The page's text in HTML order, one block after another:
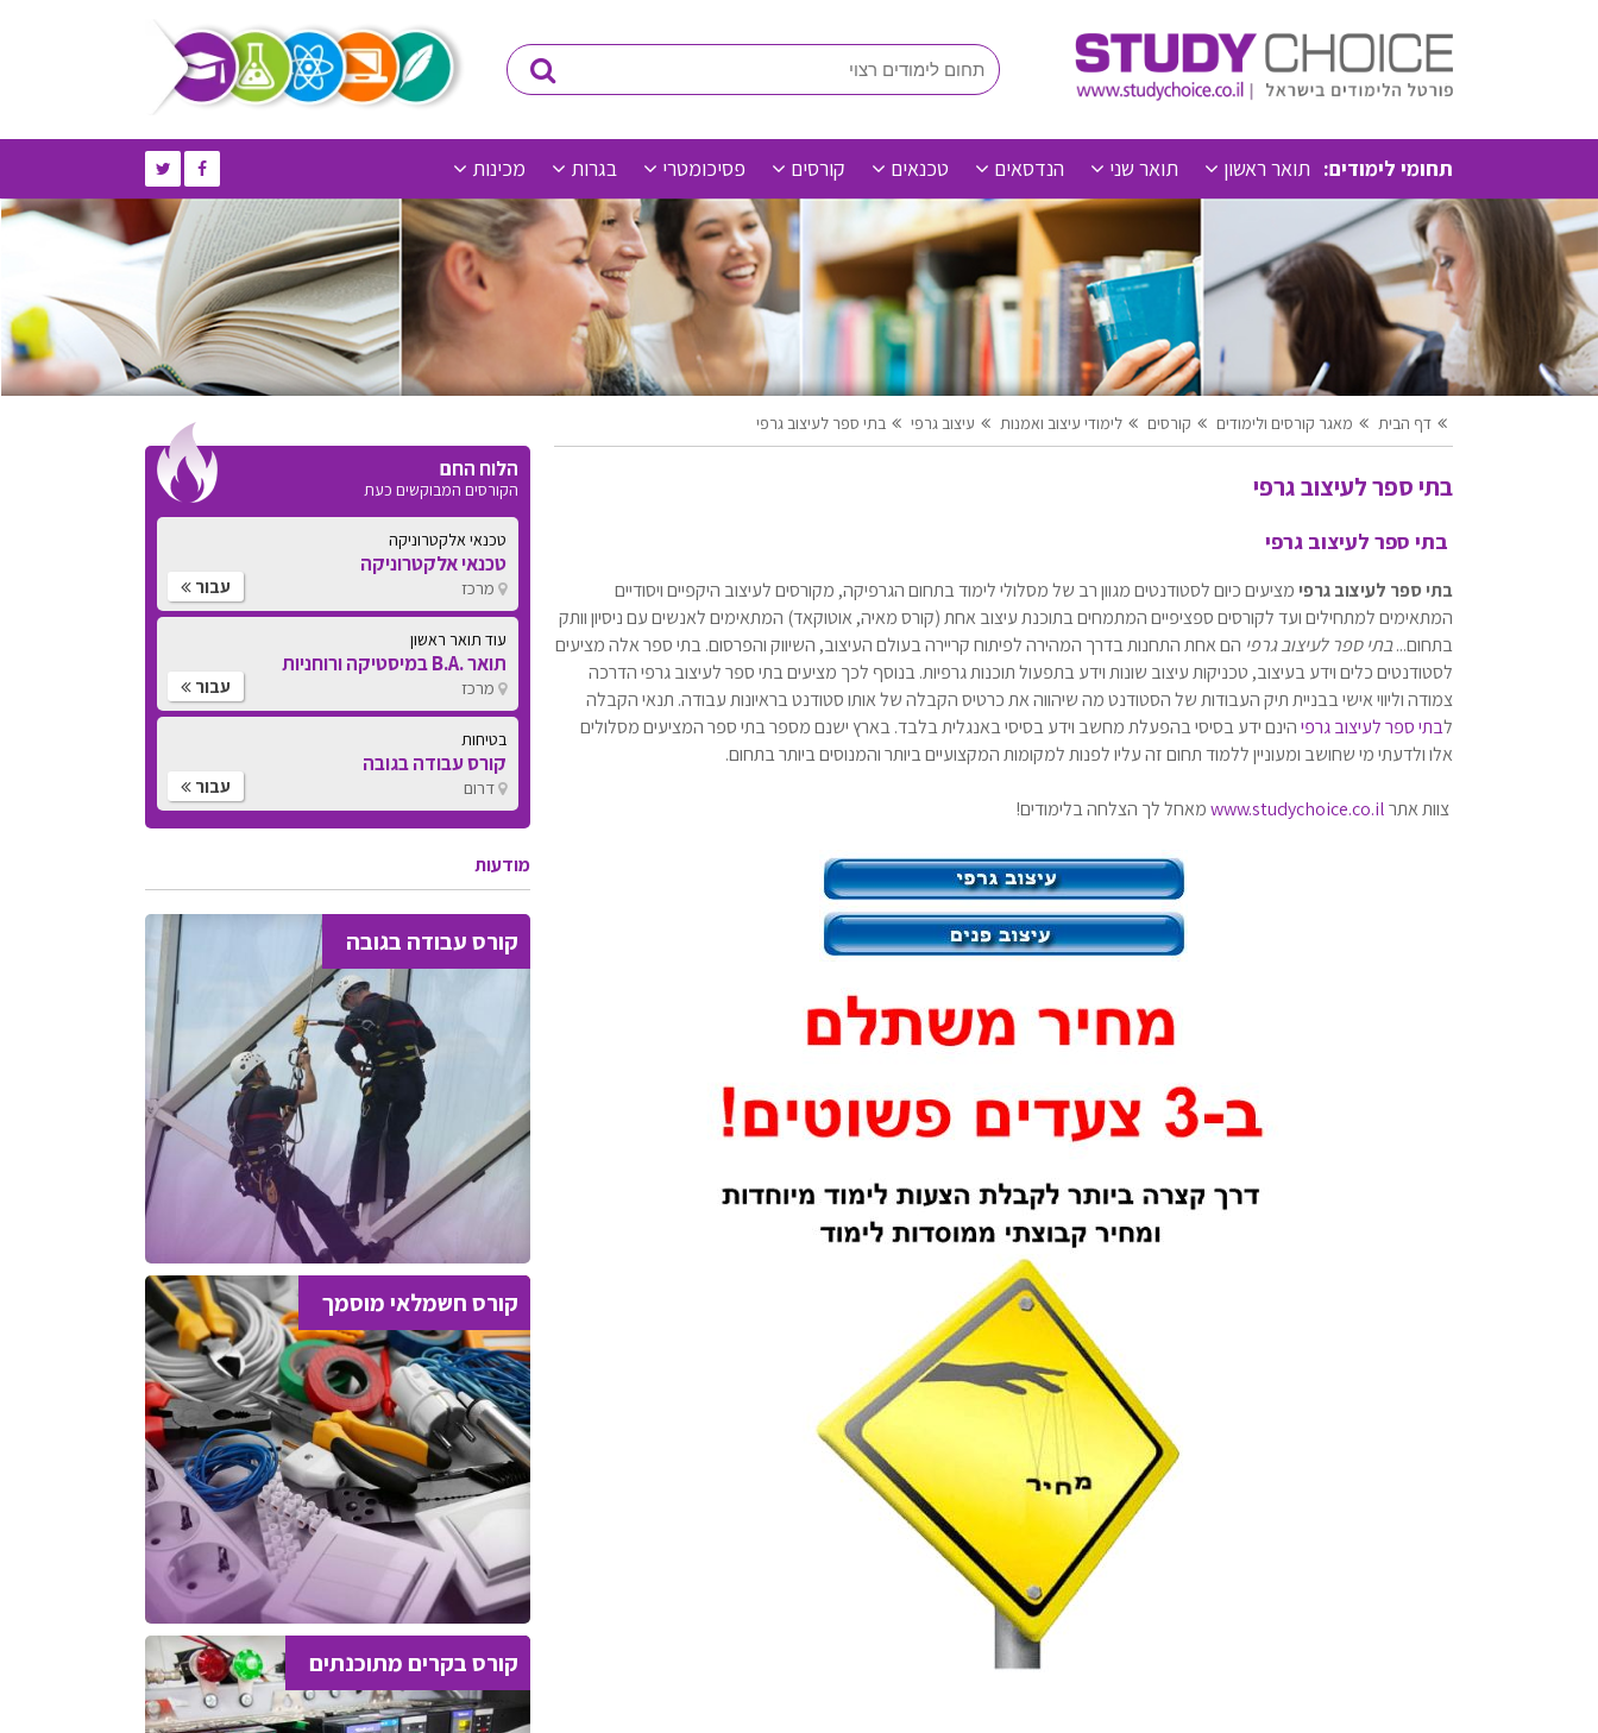
תחומי לימודים: תואר ראשון תואר שני הנדסאים טכנאים קורסים פסיכומטרי בגרות מכינות
דף הבית מאגר קורסים ולימודים קורסים לימודי עיצוב ואמנות עיצוב גרפי בתי ספר לעיצוב גרפי
בתי ספר לעיצוב גרפי
בתי ספר לעיצוב גרפי
בתי ספר לעיצוב גרפי מציעים כיום לסטודנטים מגוון רב של מסלולי לימוד בתחום הגרפיקה, מקורסים לעיצוב היקפיים ויסודיים
המתאימים למתחילים ועד לקורסים ספציפיים המתמחים בתוכנת עיצוב אחת (קורס מאיה, אוטוקאד) המתאימים לאנשים עם ניסיון וותק
בתחום...בתי ספר לעיצוב גרפי הם אחת התחנות בדרך המהירה לפיתוח קריירה בעולם העיצוב, השיווק והפרסום. בתי ספר אלה מציעים
לסטודנטים כלים וידע בעיצוב, טכניקות עיצוב שונות וידע בתפעול תוכנות גרפיות. בנוסף לכך מציעים בתי ספר לעיצוב גרפי הדרכה
צמודה וליווי אישי בבניית תיק העבודות של הסטודנט מה שיהווה את כרטיס הקבלה של אותו סטודנט בראיונות עבודה. תנאי הקבלה
לבתי ספר לעיצוב גרפיהינם ידע בסיסי בהפעלת מחשב וידע בסיסי באנגלית בלבד. בארץ ישנם מספר בתי ספר המציעים מסלולים
אלו ולדעתי מי שחושב ומעוניין ללמוד תחום זה עליו לפנות למקומות המקצועיים ביותר והמנוסים ביותר בתחום.
צוות אתרwww.studychoice.co.ilמאחל לך הצלחה בלימודים!
הלוח החם
הקורסים המבוקשים כעת
עוד תואר ראשון
תואר .B.A במיסטיקה ורוחניות
מרכז עבור
בטיחות
קורס עבודה בגובה
דרום עבור
בטיחות
קורס עבודה בגובה
דרום עבור
מודעות
קורס עבודה בגובה
קורס חשמלאי מוסמך
קורס בקרים מתוכנתים